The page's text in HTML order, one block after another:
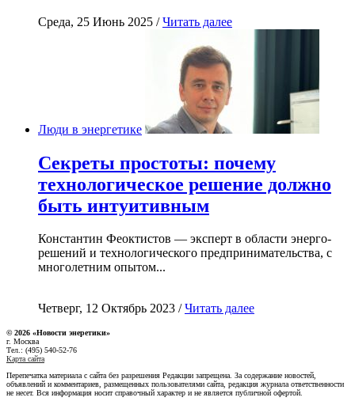
Среда, 25 Июнь 2025 /Читать далее
Люди в энергетике
Секреты простоты: почему
технологическое решение должно
быть интуитивным
Константин Феоктистов — эксперт в области энерго-
решений и технологического предпринимательства, с
многолетним опытом...
Четверг, 12 Октябрь 2023 /Читать далее
© 2026 «Новости энеретики»
г. Москва
Тел.: (495) 540-52-76
Карта сайта
Перепечатка материала с сайта без разрешения Редакции запрещена. За содержание новостей,
объявлений и комментариев, размещенных пользователями сайта, редакция журнала ответственности
не несет. Вся информация носит справочный характер и не является публичной офертой.